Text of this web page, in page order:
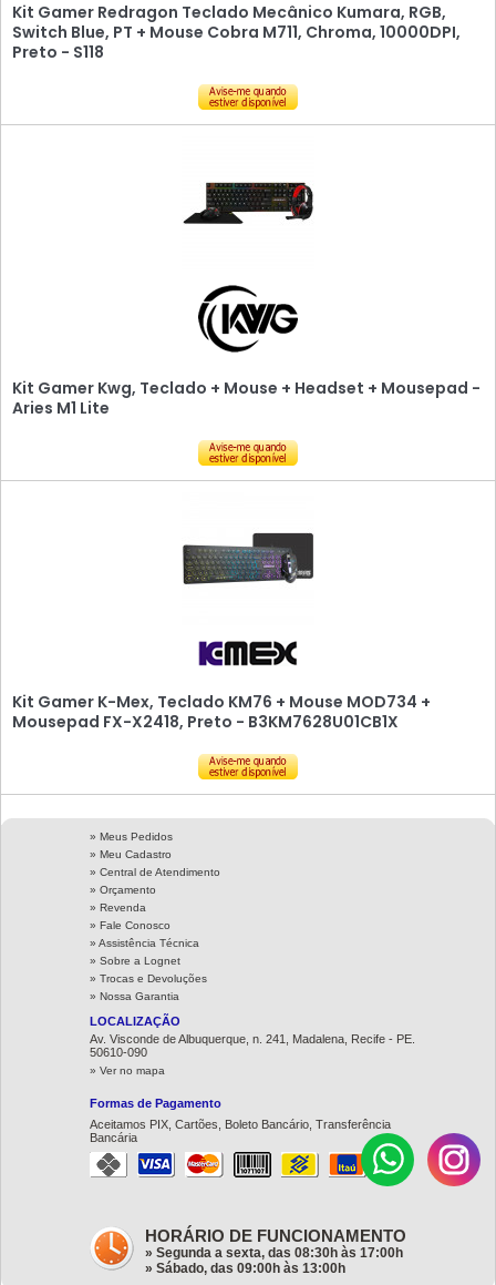
Kit Gamer Redragon Teclado Mecânico Kumara, RGB,
Switch Blue, PT + Mouse Cobra M711, Chroma, 10000DPI,
Preto - S118
Kit Gamer Kwg, Teclado + Mouse + Headset + Mousepad -
Aries M1 Lite
Kit Gamer K-Mex, Teclado KM76 + Mouse MOD734 +
Mousepad FX-X2418, Preto - B3KM7628U01CB1X
» Meus Pedidos
» Meu Cadastro
» Central de Atendimento
» Orçamento
» Revenda
» Fale Conosco
» Assistência Técnica
» Sobre a Lognet
» Trocas e Devoluções
» Nossa Garantia
LOCALIZAÇÃO
Av. Visconde de Albuquerque, n. 241, Madalena, Recife - PE.
50610-090
» Ver no mapa
Formas de Pagamento
Aceitamos PIX, Cartões, Boleto Bancário, Transferência
Bancária
HORÁRIO DE FUNCIONAMENTO
» Segunda a sexta, das 08:30h às 17:00h
» Sábado, das 09:00h às 13:00h